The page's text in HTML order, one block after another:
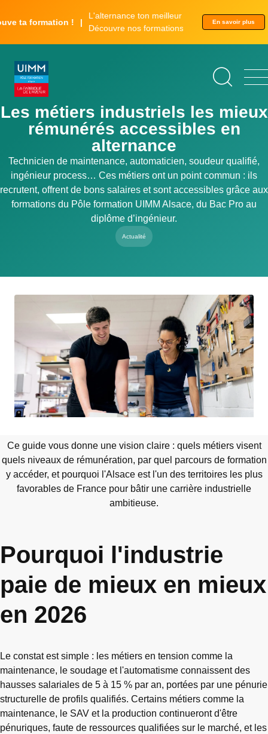
au
!
L'alternance ton meilleur tremplin.
Découvre nos formations.
En savoir plus
Actualité
Les métiers industriels les mieux
rémunérés accessibles en
alternance
Technicien de maintenance, automaticien, soudeur qualifié,
ingénieur process… Ces métiers ont un point commun : ils
recrutent, offrent de bons salaires et sont accessibles grâce aux
formations du Pôle formation UIMM Alsace, du Bac Pro au
diplôme d’ingénieur.
Ce guide vous donne une vision claire : quels métiers visent
quels niveaux de rémunération, par quel parcours de formation
y accéder, et pourquoi l'Alsace est l'un des territoires les plus
favorables de France pour bâtir une carrière industrielle
ambitieuse.
Pourquoi l'industrie
paie de mieux en mieux
en 2026
Le constat est simple : les métiers en tension comme la
maintenance, le soudage et l'automatisme connaissent des
hausses salariales de 5 à 15 % par an, portées par une pénurie
structurelle de profils qualifiés. Certains métiers comme la
maintenance, le SAV et la production continueront d'être
pénuriques, faute de ressources qualifiées sur le marché, et les